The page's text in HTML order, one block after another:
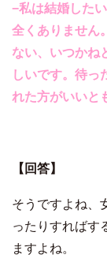
−私は結婚した
全くありません
ない、いつかね
しいです。待っ
れた方がいいと
【回答】
そうですよね、
ったりすればす
ますよね。